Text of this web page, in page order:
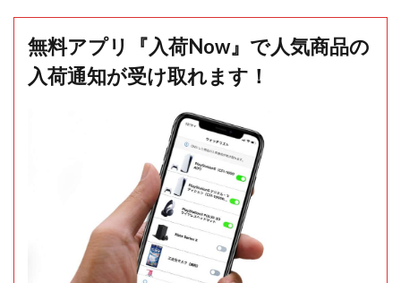
無料アプリ『入荷Now』で人気商品の
入荷通知が受け取れます！